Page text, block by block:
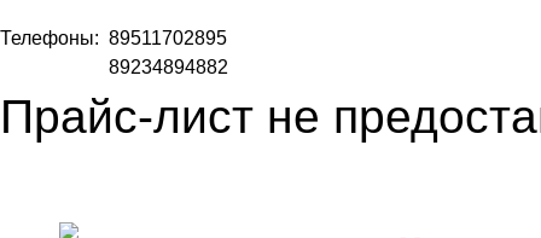
Телефоны: 89511702895
89234894882
Прайс-лист не